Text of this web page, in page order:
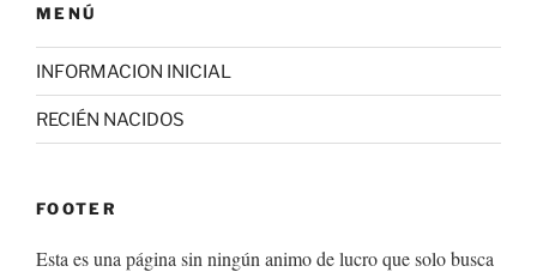
MENÚ
INFORMACION INICIAL
RECIÉN NACIDOS
FOOTER
Esta es una página sin ningún animo de lucro que solo busca